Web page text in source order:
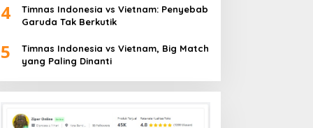
4
Timnas Indonesia vs Vietnam: Penyebab
Garuda Tak Berkutik
5
Timnas Indonesia vs Vietnam, Big Match
yang Paling Dinanti